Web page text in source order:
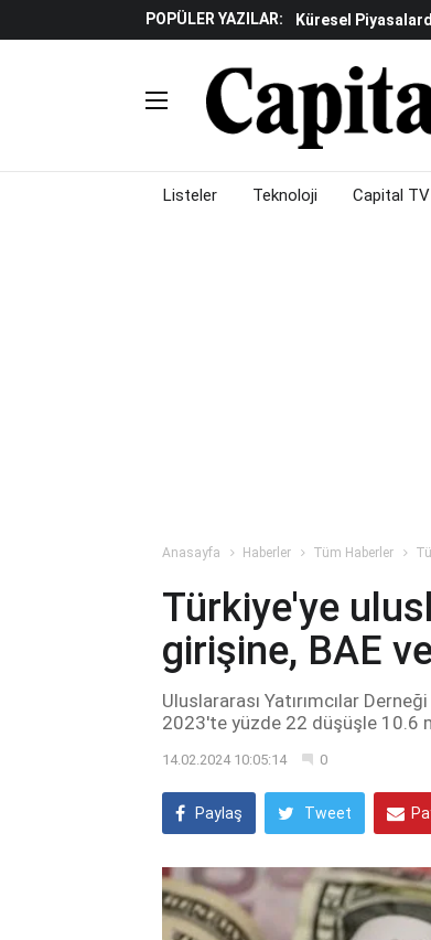
POPÜLER YAZILAR:
Küresel
Piyasalarda Gün
Listeler Teknoloji Capital TV
Anasayfa Haberler Tüm Haberler
Türkiye'ye
girişine, BAE
Uluslararası Yatırımcılar
2023'te yüzde 22 düşüşle 10.6
14.02.2024 10:05:14 0
Paylaş Tweet